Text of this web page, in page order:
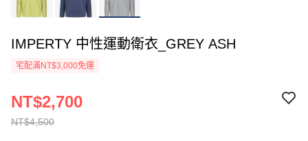
IMPERTY 中性運動衛衣_GREY ASH
宅配滿NT$3,000免運
NT$4,500
NT$2,700